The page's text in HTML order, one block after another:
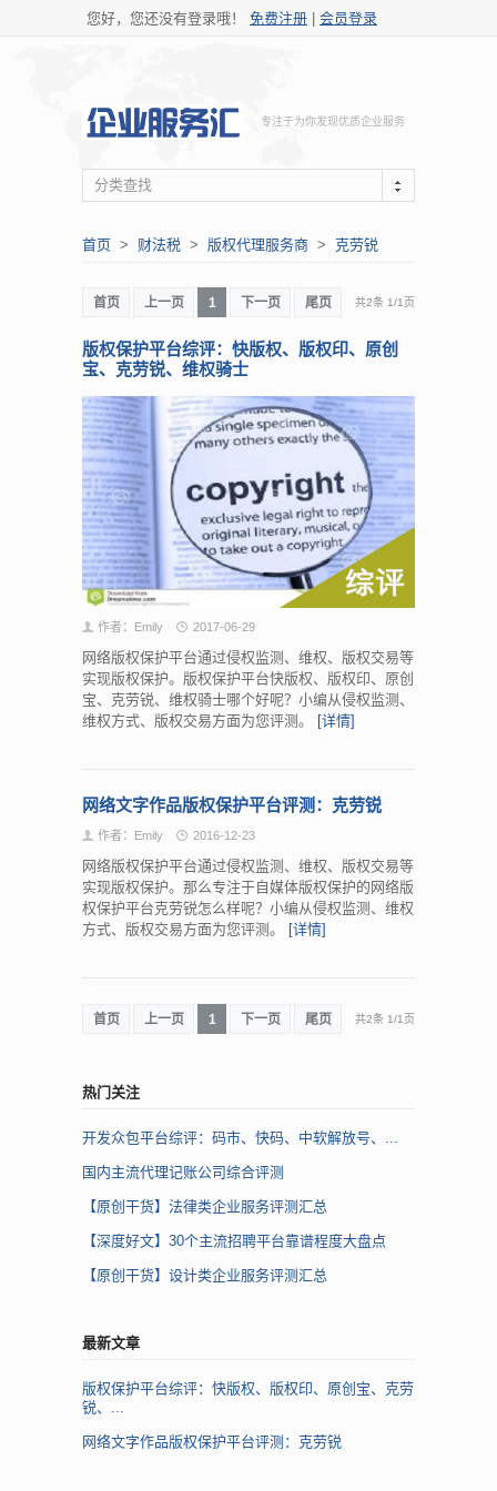
您好，您还没有登录哦！ 免费注册 会员登录
专注于为你发现优质企业服务
分类查找
首页 > 财法税 > 版权代理服务商 > 克劳锐
首页 上一页 1 下一页 尾页 共2条 1/1页
版权保护平台综评：快版权、版权印、原创
宝、克劳锐、维权骑士
作者：Emily 2017-06-29
网络版权保护平台通过侵权监测、维权、版权交易等
实现版权保护。版权保护平台快版权、版权印、原创
宝、克劳锐、维权骑士哪个好呢？小编从侵权监测、
维权方式、版权交易方面为您评测。
[详情]
网络文字作品版权保护平台评测：克劳锐
作者：Emily 2016-12-23
网络版权保护平台通过侵权监测、维权、版权交易等
实现版权保护。那么专注于自媒体版权保护的网络版
权保护平台克劳锐怎么样呢？小编从侵权监测、维权
方式、版权交易方面为您评测。
[详情]
首页 上一页 1 下一页 尾页 共2条 1/1页
热门关注
开发众包平台综评：码市、快码、中软解放号、...
国内主流代理记账公司综合评测
【原创干货】法律类企业服务评测汇总
【深度好文】30个主流招聘平台靠谱程度大盘点
【原创干货】设计类企业服务评测汇总
最新文章
版权保护平台综评：快版权、版权印、原创宝、克劳
锐、...
网络文字作品版权保护平台评测：克劳锐